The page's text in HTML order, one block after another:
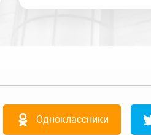
Одноклассники